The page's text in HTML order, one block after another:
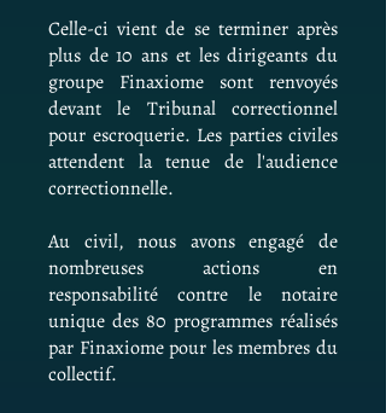
Celle-ci vient de se terminer après
plus de 10 ans et les dirigeants du
groupe Finaxiome sont renvoyés
devant le Tribunal correctionnel
pour escroquerie. Les parties civiles
attendent la tenue de l'audience
correctionnelle.
Au civil, nous avons engagé de
nombreuses actions en
responsabilité contre le notaire
unique des 80 programmes réalisés
par Finaxiome pour les membres du
collectif.